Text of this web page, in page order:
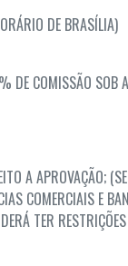
DE BRASÍLIA)
DE COMISSÃO SOB
A APROVAÇÃO;
COMERCIAIS E
TER